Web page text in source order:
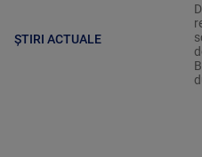
ȘTIRI ACTUALE